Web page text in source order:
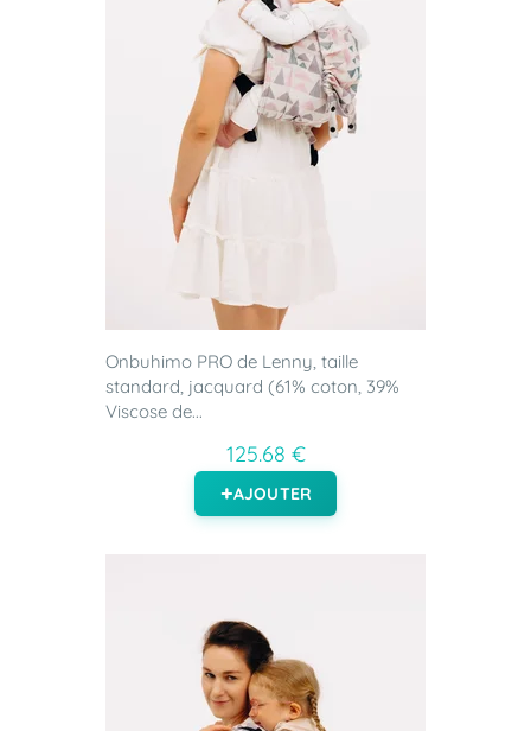
Onbuhimo PRO de Lenny, taille
standard, jacquard (61% coton, 39%
Viscose de...
125.68 €
AJOUTER